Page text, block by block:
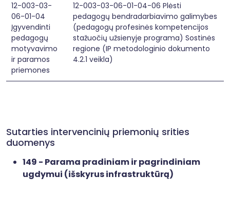
12-003-03-
06-01-04
Įgyvendinti
pedagogų
motyvavimo
ir paramos
priemones
12-003-03-06-01-04-06 Plėsti
pedagogų bendradarbiavimo galimybes
(pedagogų profesinės kompetencijos
stažuočių užsienyje programa) Sostinės
regione (IP metodologinio dokumento
4.2.1 veikla)
Sutarties intervencinių priemonių srities
duomenys
149 - Parama pradiniam ir pagrindiniam
ugdymui (išskyrus infrastruktūrą)